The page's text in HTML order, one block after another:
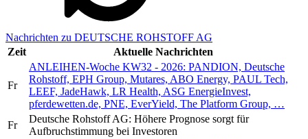
Nachrichten zu DEUTSCHE ROHSTOFF AG
Zeit
Aktuelle Nachrichten
Fr
ANLEIHEN-Woche KW32 - 2026: PANDION, Deutsche
Rohstoff, EPH Group, Mutares, ABO Energy, PAUL Tech,
LEEF, JadeHawk, LR Health, ASG EnergieInvest,
pferdewetten.de, PNE, EverYield, The Platform Group, …
Fr
Deutsche Rohstoff AG: Höhere Prognose sorgt für
Aufbruchstimmung bei Investoren